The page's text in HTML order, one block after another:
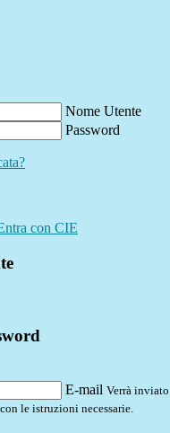
Nome Utente
Password
con CIE
E-mail Verrà
le istruzioni necessarie.